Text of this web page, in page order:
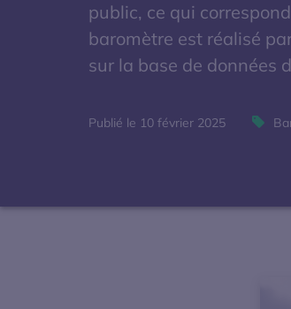
public, ce qui
baromètre est réalisé
sur la base de données
Publié le 10 février 2025